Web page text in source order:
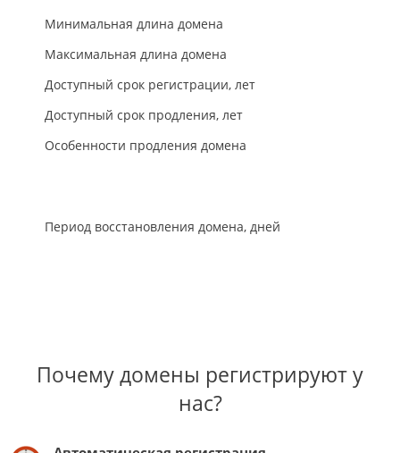
Минимальная длина домена
Максимальная длина домена
Доступный срок регистрации, лет
Доступный срок продления, лет
Особенности продления домена
Период восстановления домена, дней
Почему домены регистрируют у
нас?